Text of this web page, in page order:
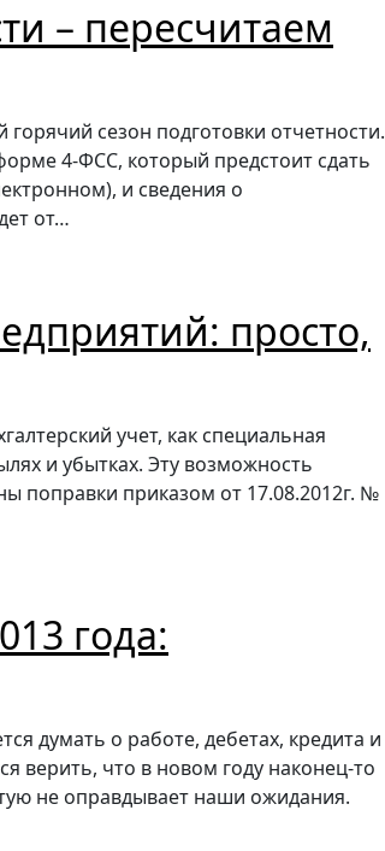
– пересчитаем
сезон подготовки отчетности.
4-ФСС, который предстоит сдать
и сведения о
от…
просто,
учет, как специальная
и убытках. Эту возможность
поправки приказом от 17.08.2012г. №
года:
думать о работе, дебетах, кредита и
верить, что в новом году наконец-то
не оправдывает наши ожидания.